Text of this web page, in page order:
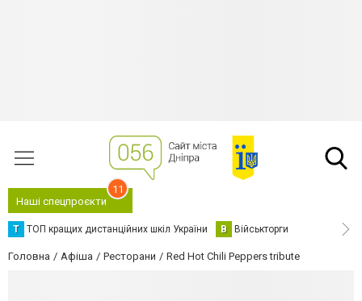
Наші спецпроєкти
11
Т ТОП кращих дистанційних шкіл України В Військторги
Головна Афіша Ресторани Red Hot Chili Peppers tribute